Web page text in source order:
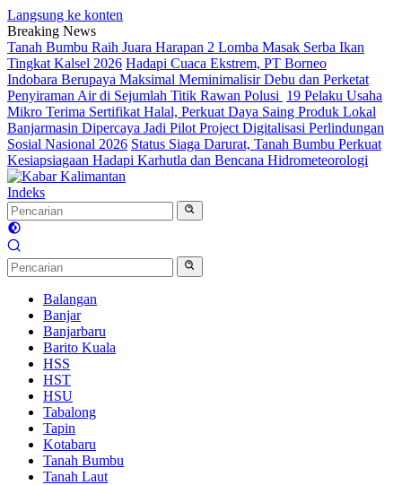
Langsung ke konten
Breaking News
Tanah Bumbu Raih Juara Harapan 2 Lomba Masak Serba Ikan
Tingkat Kalsel 2026 Hadapi Cuaca Ekstrem, PT Borneo
Indobara Berupaya Maksimal Meminimalisir Debu dan Perketat
Penyiraman Air di Sejumlah Titik Rawan Polusi 19 Pelaku Usaha
Mikro Terima Sertifikat Halal, Perkuat Daya Saing Produk Lokal
Banjarmasin Dipercaya Jadi Pilot Project Digitalisasi Perlindungan
Sosial Nasional 2026 Status Siaga Darurat, Tanah Bumbu Perkuat
Kesiapsiagaan Hadapi Karhutla dan Bencana Hidrometeorologi
Indeks
Balangan
Banjar
Banjarbaru
Barito Kuala
HSS
HST
HSU
Tabalong
Tapin
Kotabaru
Tanah Bumbu
Tanah Laut